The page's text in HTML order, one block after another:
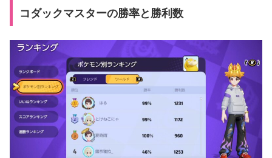
コダックマスターの勝率と勝利数